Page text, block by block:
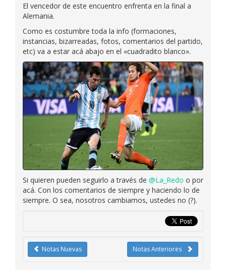
El vencedor de este encuentro enfrenta en la final a
Alemania.
Como es costumbre toda la info (formaciones,
instancias, bizarreadas, fotos, comentarios del partido,
etc) va a estar acá abajo en el «cuadradito blanco».
Si quieren pueden seguirlo a través de @La_Redo o por
acá. Con los comentarios de siempre y haciendo lo de
siempre. O sea, nosotros cambiamos, ustedes no (?).
Notas Anteriores
Notas Nuevas